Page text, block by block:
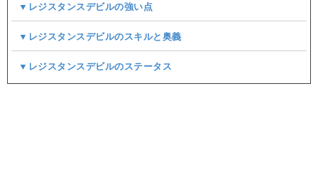
▼レジスタンスデビルの強い点
▼レジスタンスデビルのスキルと奥義
▼レジスタンスデビルのステータス